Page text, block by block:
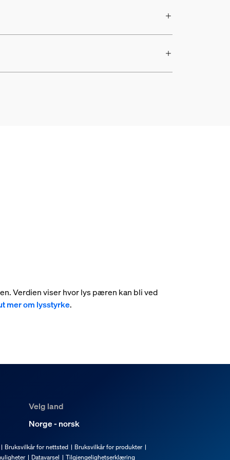
Verdien viser hvor lys pæren kan bli ved
mer om lysstyrke.
Velg land
Norge - norsk
Bruksvilkår for nettsted
Bruksvilkår for produkter
Datavarsel Tilgjengelighetserklæring